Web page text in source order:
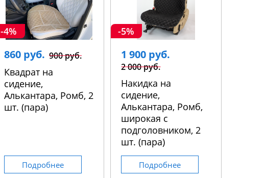
-4%
860 руб. 900 руб.
Квадрат на
сидение,
Алькантара, Ромб, 2
шт. (пара)
Подробнее
-5%
1 900 руб.
2 000 руб.
Накидка на
сидение,
Алькантара, Ромб,
широкая с
подголовником, 2
шт. (пара)
Подробнее